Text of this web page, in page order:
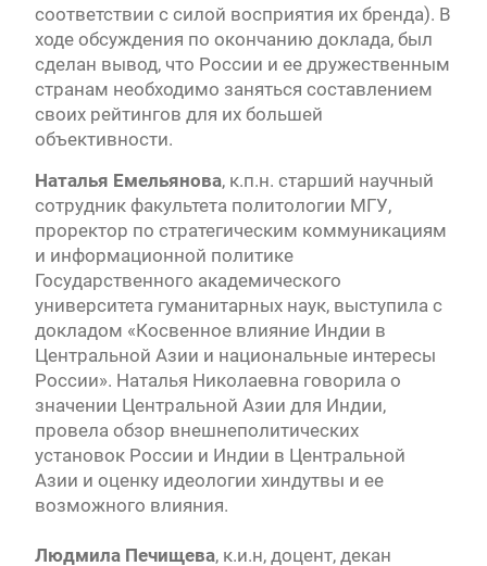
соответствии с силой восприятия их бренда). В
ходе обсуждения по окончанию доклада, был
сделан вывод, что России и ее дружественным
странам необходимо заняться составлением
своих рейтингов для их большей
объективности.
Наталья Емельянова, к.п.н. старший научный
сотрудник факультета политологии МГУ,
проректор по стратегическим коммуникациям
и информационной политике
Государственного академического
университета гуманитарных наук, выступила с
докладом «Косвенное влияние Индии в
Центральной Азии и национальные интересы
России». Наталья Николаевна говорила о
значении Центральной Азии для Индии,
провела обзор внешнеполитических
установок России и Индии в Центральной
Азии и оценку идеологии хиндутвы и ее
возможного влияния.
Людмила Печищева, к.и.н, доцент, декан